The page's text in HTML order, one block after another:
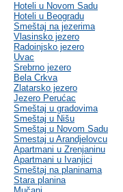
Hoteli u Novom Sadu
Hoteli u Beogradu
Smeštaj na jezerima
Vlasinsko jezero
Radoinjsko jezero
Uvac
Srebrno jezero
Bela Crkva
Zlatarsko jezero
Jezero Perućac
Smeštaj u gradovima
Smeštaj u Nišu
Smeštaj u Novom Sadu
Smestaj u Arandjelovcu
Apartmani u Zrenjaninu
Apartmani u Ivanjici
Smeštaj na planinama
Stara planina